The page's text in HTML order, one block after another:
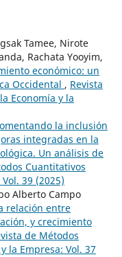
Tamee, Nirote
Rachata Yooyim,
económico: un
Occidental , Revista
Economía y la
la inclusión
integradas en la
Un análisis de
Cuantitativos
39 (2025)
Alberto Campo
relación entre
y crecimiento
de Métodos
la Empresa: Vol. 37